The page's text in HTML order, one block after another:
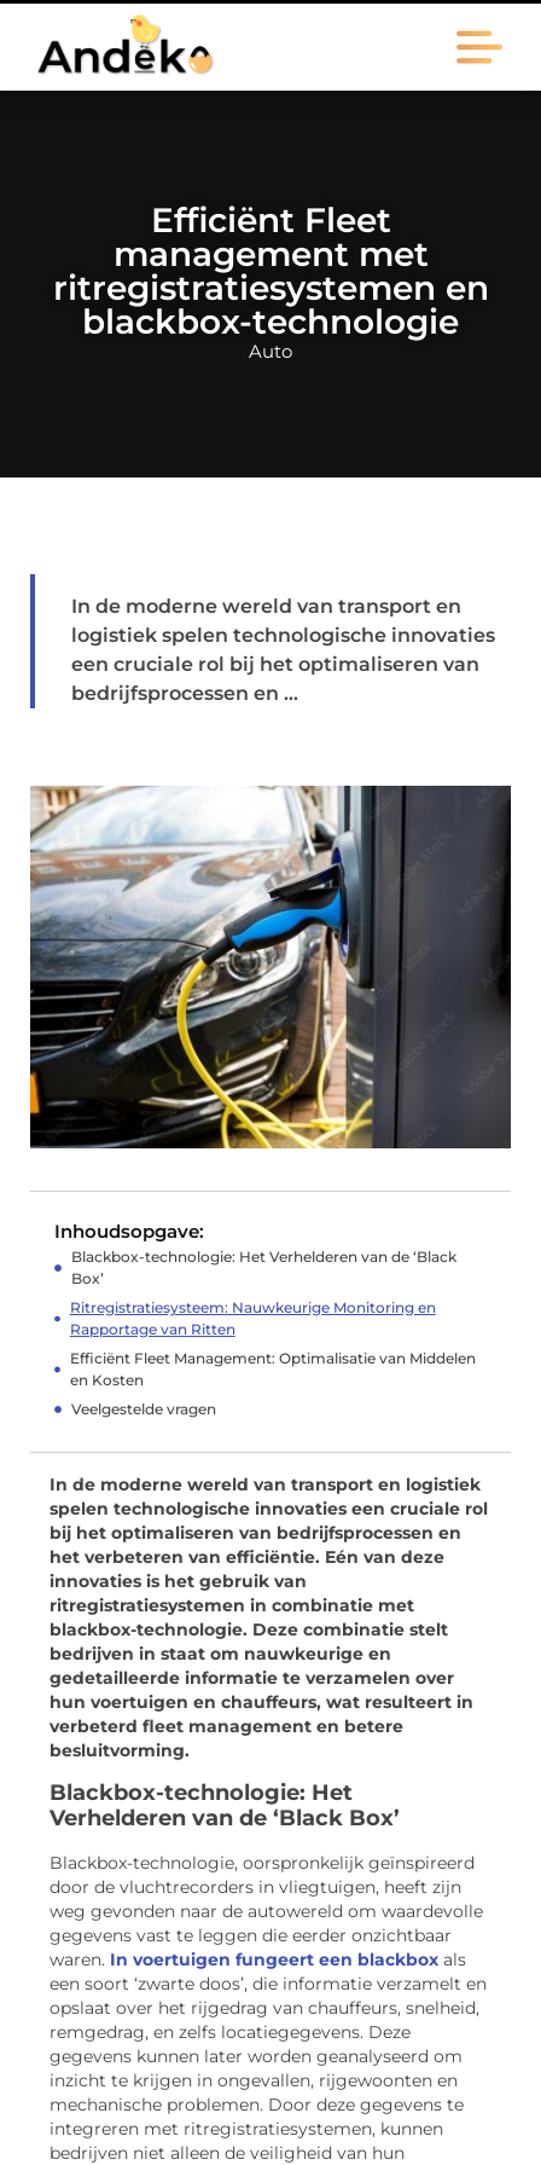
Efficiënt Fleet
management met
ritregistratiesystemen en
blackbox-technologie
Auto
In de moderne wereld van transport en
logistiek spelen technologische innovaties
een cruciale rol bij het optimaliseren van
bedrijfsprocessen en ...
Inhoudsopgave:
Blackbox-technologie: Het Verhelderen van de ‘Black
Box’
Ritregistratiesysteem: Nauwkeurige Monitoring en
Rapportage van Ritten
Efficiënt Fleet Management: Optimalisatie van Middelen
en Kosten
Veelgestelde vragen
In de moderne wereld van transport en logistiek
spelen technologische innovaties een cruciale rol
bij het optimaliseren van bedrijfsprocessen en
het verbeteren van efficiëntie. Eén van deze
innovaties is het gebruik van
ritregistratiesystemen in combinatie met
blackbox-technologie. Deze combinatie stelt
bedrijven in staat om nauwkeurige en
gedetailleerde informatie te verzamelen over
hun voertuigen en chauffeurs, wat resulteert in
verbeterd fleet management en betere
besluitvorming.
Blackbox-technologie: Het
Verhelderen van de ‘Black Box’
Blackbox-technologie, oorspronkelijk geïnspireerd
door de vluchtrecorders in vliegtuigen, heeft zijn
weg gevonden naar de autowereld om waardevolle
gegevens vast te leggen die eerder onzichtbaar
waren. In voertuigen fungeert een blackbox als
een soort ‘zwarte doos’, die informatie verzamelt en
opslaat over het rijgedrag van chauffeurs, snelheid,
remgedrag, en zelfs locatiegegevens. Deze
gegevens kunnen later worden geanalyseerd om
inzicht te krijgen in ongevallen, rijgewoonten en
mechanische problemen. Door deze gegevens te
integreren met ritregistratiesystemen, kunnen
bedrijven niet alleen de veiligheid van hun